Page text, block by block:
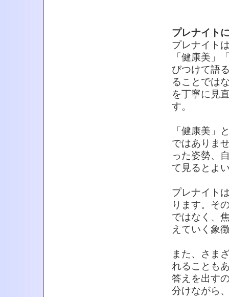
プレナイト
プレナイト
「健康美」
びつけて語
ることでは
を丁寧に見
す。
「健康美」
ではありま
った姿勢、
て見るとよ
プレナイト
ります。そ
ではなく、
えていく象
また、さま
れることも
答えを出す
分けながら